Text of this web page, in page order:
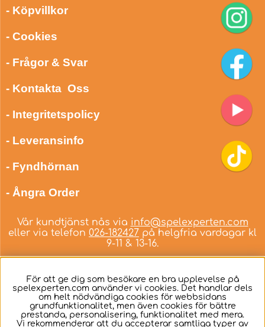
- Köpvillkor
- Cookies
- Frågor & Svar
- Kontakta Oss
- Integritetspolicy
- Leveransinfo
- Fyndhörnan
- Ångra Order
Vår kundtjänst nås via info@spelexperten.com
eller via telefon 026-182427 på helgfria vardagar kl
9-11 & 13-16.
Svenska
För att ge dig som besökare en bra upplevelse på
spelexperten.com använder vi cookies. Det handlar dels
om helt nödvändiga cookies för webbsidans
grundfunktionalitet, men även cookies för bättre
prestanda, personalisering, funktionalitet med mera.
Vi rekommenderar att du accepterar samtliga typer av